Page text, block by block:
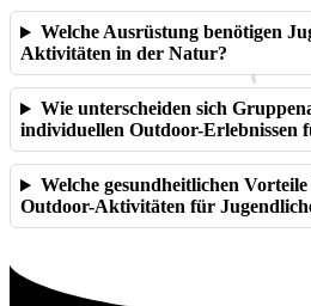
Welche Ausrüstung benötigen
Aktivitäten in der Natur?
Wie unterscheiden sich
individuellen Outdoor-Erlebnissen
Welche gesundheitlichen
Outdoor-Aktivitäten für